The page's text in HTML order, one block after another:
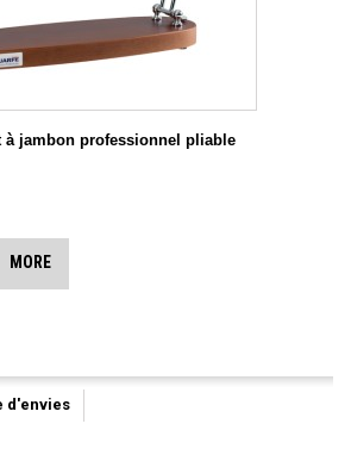
à jambon professionnel pliable
MORE
d'envies